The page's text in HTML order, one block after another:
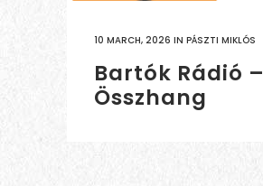
10 MARCH, 2026 IN PÁSZTI MIKLÓS
Bartók Rádió –
Összhang